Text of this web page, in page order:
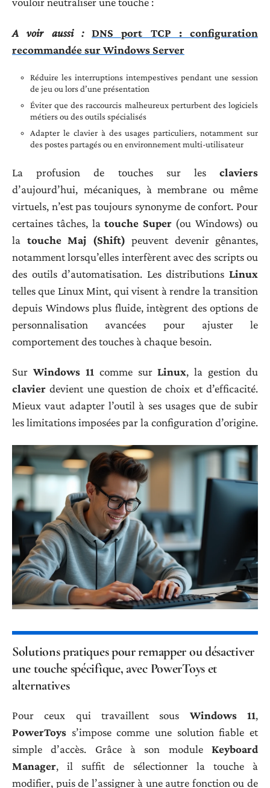
A voir aussi :
DNS port TCP : configuration
recommandée sur Windows Server
Réduire les interruptions intempestives pendant une session
de jeu ou lors d’une présentation
Éviter que des raccourcis malheureux perturbent des logiciels
métiers ou des outils spécialisés
Adapter le clavier à des usages particuliers, notamment sur
des postes partagés ou en environnement multi-utilisateur
La profusion de touches sur les claviers
d’aujourd’hui, mécaniques, à membrane ou même
virtuels, n’est pas toujours synonyme de confort. Pour
certaines tâches, latouche Super(ou Windows) ou
la touche Maj (Shift) peuvent devenir gênantes,
notamment lorsqu’elles interfèrent avec des scripts ou
des outils d’automatisation. Les distributions Linux
telles que Linux Mint, qui visent à rendre la transition
depuis Windows plus fluide, intègrent des options de
personnalisation avancées pour ajuster le
comportement des touches à chaque besoin.
Sur Windows 11comme surLinux, la gestion du
clavier devient une question de choix et d’efficacité.
Mieux vaut adapter l’outil à ses usages que de subir
les limitations imposées par la configuration d’origine.
Solutions pratiques pour remapper ou désactiver
une touche spécifique, avec PowerToys et
alternatives
Pour ceux qui travaillent sous Windows 11,
PowerToys s’impose comme une solution fiable et
simple d’accès. Grâce à son module Keyboard
Manager, il suffit de sélectionner la touche à
modifier, puis de l’assigner à une autre fonction ou de